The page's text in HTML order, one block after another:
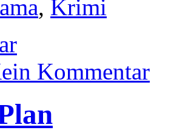
, Krimi
Kommentar